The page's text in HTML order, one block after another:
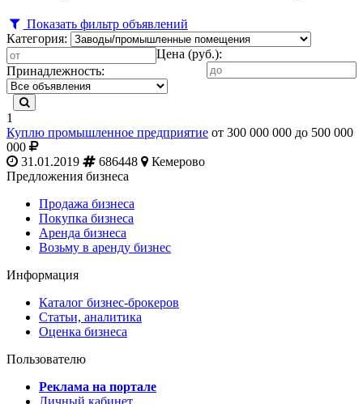
Показать фильтр объявлений
Категория:
Цена (руб.):
Принадлежность:
1
Куплю промышленное предприятие от 300 000 000 до 500 000
000
31.01.2019
686448
Кемерово
Предложения бизнеса
Продажа бизнеса
Покупка бизнеса
Аренда бизнеса
Возьму в аренду бизнес
Информация
Каталог бизнес-брокеров
Статьи, аналитика
Оценка бизнеса
Пользователю
Реклама на портале
Личный кабинет